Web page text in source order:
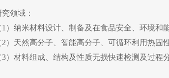
领域：
1 ）纳米材料设计、制备及在食品安全、环境和
2）天然高分子、智能高分子、可循环利用热固
3）材料组成、结构及性质无损快速检测及过程